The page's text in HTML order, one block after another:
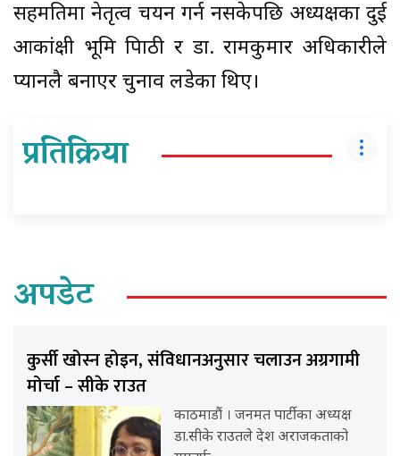
सहमतिमा नेतृत्व चयन गर्न नसकेपछि अध्यक्षका दुई
आकांक्षी भूमि त्रिपाठी र डा. रामकुमार अधिकारीले
प्यानलै बनाएर चुनाव लडेका थिए।
प्रतिक्रिया
अपडेट
कुर्सी खोस्न होइन, संविधानअनुसार चलाउन अग्रगामी
मोर्चा – सीके राउत
काठमाडौं । जनमत पार्टीका अध्यक्ष
डा.सीके राउतले देश अराजकताको